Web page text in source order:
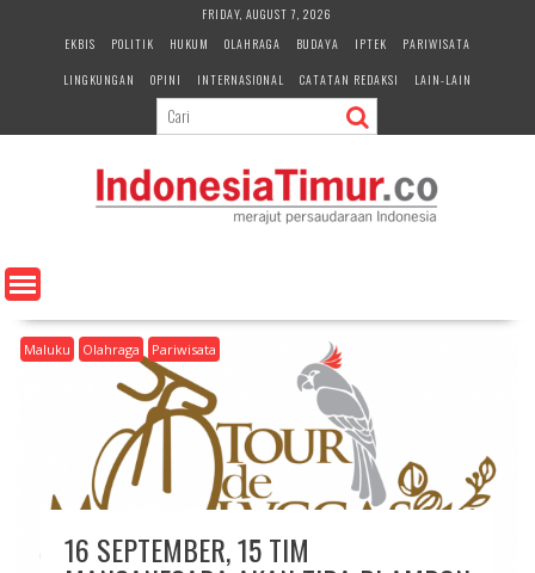
e
n
FRIDAY, AUGUST 7, 2026
EKBIS
POLITIK HUKUM OLAHRAGA BUDAYA IPTEK
PARIWISATA
LINGKUNGAN
OPINI INTERNASIONAL CATATAN REDAKSI LAIN-LAIN
Maluku Olahraga Pariwisata
16 SEPTEMBER, 15 TIM